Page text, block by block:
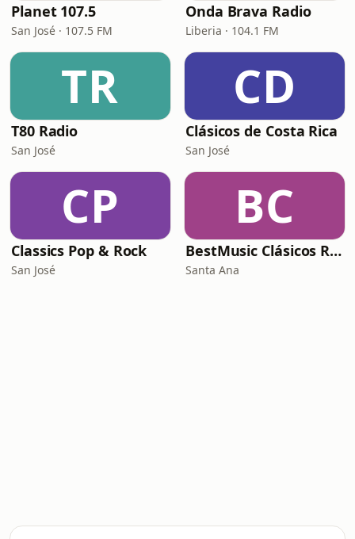
Planet 107.5
San José · 107.5 FM
Onda Brava Radio
Liberia · 104.1 FM
TR
T80 Radio
San José
CD
Clásicos de Costa Rica
San José
CP
Classics Pop & Rock
San José
BC
BestMusic Clásicos Radio
Santa Ana